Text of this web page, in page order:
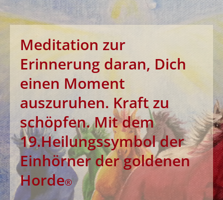
Meditation zur
Erinnerung daran, Dich
einen Moment
auszuruhen. Kraft zu
schöpfen.Mit dem
19.Heilungssymbol der
Einhörner der goldenen
Horde®